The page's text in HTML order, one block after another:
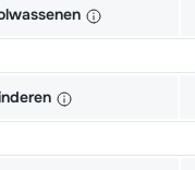
(6/7 dagen)